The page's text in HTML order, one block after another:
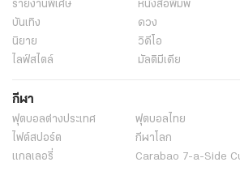
รายงานพิเศษ หนังสือพิมพ์
บันเทิง
ดวง
นิยาย
วิดีโอ
ไลฟ์สไตล์
มัลติมีเดีย
กีฬา
ฟุตบอลต่่างประเทศ ฟุตบอลไทย
ไฟต์สปอร์ต
กีฬาโลก
แกลเลอรี่
Carabao 7-a-Side